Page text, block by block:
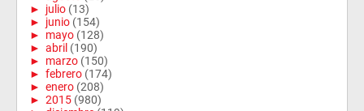
► julio (13)
► junio (154)
► mayo (128)
► abril (190)
► marzo (150)
► febrero (174)
► enero (208)
► 2015 (980)